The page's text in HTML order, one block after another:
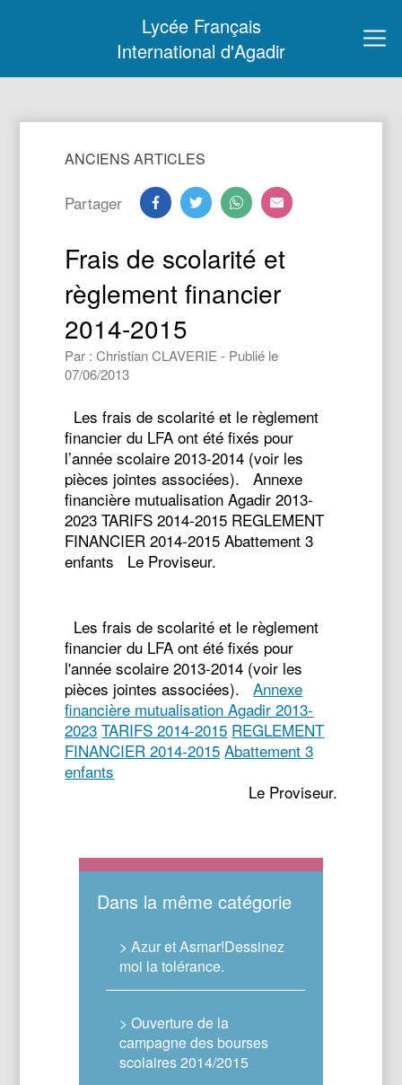
Lycée Français
International d'Agadir
ANCIENS ARTICLES
Partager
Frais de scolarité et
règlement financier
2014-2015
Par : Christian CLAVERIE - Publié le
07/06/2013
Les frais de scolarité et le règlement
financier du LFA ont été fixés pour
l’année scolaire 2013-2014 (voir les
pièces jointes associées). Annexe
financière mutualisation Agadir 2013-
2023 TARIFS 2014-2015 REGLEMENT
FINANCIER 2014-2015 Abattement 3
enfants Le Proviseur.
Les frais de scolarité et le règlement
financier du LFA ont été fixés pour
l'année scolaire 2013-2014 (voir les
pièces jointes associées).Annexe
financière mutualisation Agadir 2013-
2023 TARIFS 2014-2015 REGLEMENT
FINANCIER 2014-2015 Abattement 3
enfants
Le Proviseur.
Dans la même catégorie
> Azur et Asmar!Dessinez
moi la tolérance.
> Ouverture de la
campagne des bourses
scolaires 2014/2015